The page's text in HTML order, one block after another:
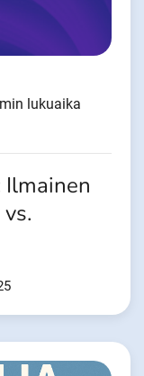
lukuaika
Ilmainen